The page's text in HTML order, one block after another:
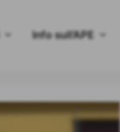
Info sull’APE